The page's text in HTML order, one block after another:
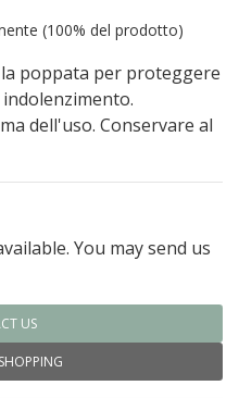
(100% del prodotto)
poppata per proteggere
dell'uso. Conservare al
You may send us
US